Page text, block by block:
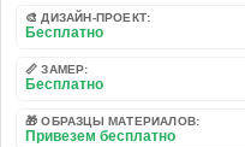
🎨 ДИЗАЙН-ПРОЕКТ:
Бесплатно
📏 ЗАМЕР:
Бесплатно
🎁 ОБРАЗЦЫ МАТЕРИАЛОВ:
Привезем бесплатно